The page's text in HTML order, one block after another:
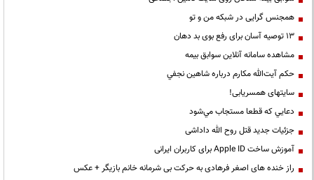
همجنس گرایی در شبکه من و تو
13 توصیه آسان برای رفع بوی بد دهان
مشاهده سامانه آنلاين سوابق بیمه
حكم آيت‌الله مكارم درباره شاهين نجفي
سایتهای همسریابی!
دعايي كه قطعا مستجاب مي‌شود
جزئیات جدید قتل روح الله داداشی
آموزش ساخت Apple ID برای کاربران ایرانی
راز خنده های اصغر فرهادی به حرکت بی شرمانه خانم بازیگر + عکس